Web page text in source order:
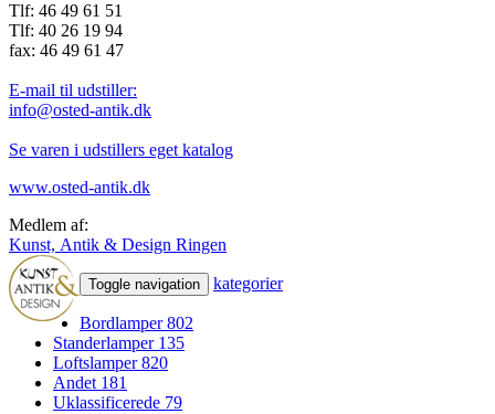
Tlf: 46 49 61 51
Tlf: 40 26 19 94
fax: 46 49 61 47
E-mail til udstiller:
info@osted-antik.dk
Se varen i udstillers eget katalog
www.osted-antik.dk
Medlem af:
Kunst, Antik & Design Ringen
Toggle navigation kategorier
Bordlamper802
Standerlamper 135
Loftslamper820
Andet 181
Uklassificerede 79